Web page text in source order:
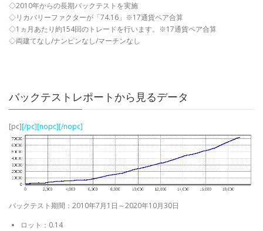
◇2010年からの長期バックテストを実施
◇リカバリーファクターが「74.16」※17通貨ペア合算
◇1ヵ月あたり約154回のトレードを行います。※17通貨ペア合算
◇両建てなし/ナンピンなし/マーチンなし
バックテストレポートから見るデータ
[pc][/pc][nopc][/nopc]
バックテスト期間：2010年7月1日～2020年10月30日
ロット：0.14